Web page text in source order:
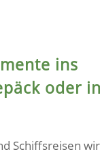
ins
oder
Schiffsreisen